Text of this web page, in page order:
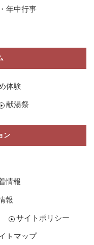
年中行事
体験
献湯祭
ン
情報
報
サイトポリシー
トマップ